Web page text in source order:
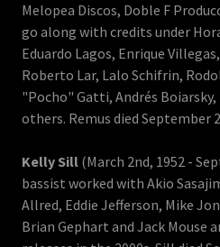
Melopea Discos, Doble F
go along with credits under
Eduardo Lagos, Enrique
Roberto Lar, Lalo Schifrin,
"Pocho" Gatti, Andrés
others. Remus died September
Kelly Sill (March 2nd, 1952 -
bassist worked with Akio
Allred, Eddie Jefferson, Mike
Brian Gephart and Jack Mouse